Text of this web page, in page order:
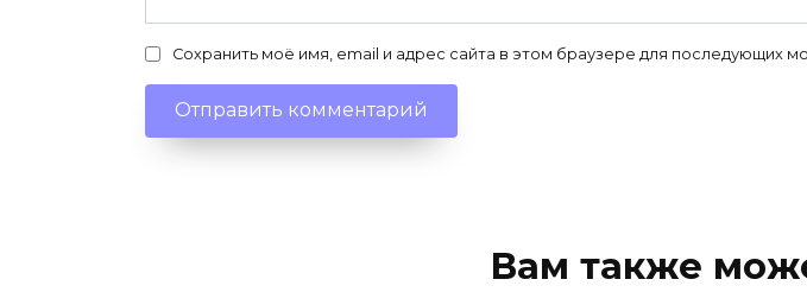
Сохранить моё имя, email и адрес сайта в этом браузере для последующих
Вам также